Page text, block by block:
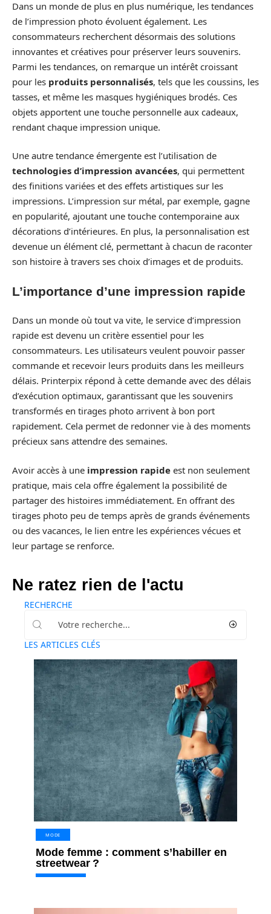
Dans un monde de plus en plus numérique, les tendances
de l’impression photo évoluent également. Les
consommateurs recherchent désormais des solutions
innovantes et créatives pour préserver leurs souvenirs.
Parmi les tendances, on remarque un intérêt croissant
pour les produits personnalisés, tels que les coussins, les
tasses, et même les masques hygiéniques brodés. Ces
objets apportent une touche personnelle aux cadeaux,
rendant chaque impression unique.
Une autre tendance émergente est l’utilisation de
technologies d’impression avancées, qui permettent
des finitions variées et des effets artistiques sur les
impressions. L’impression sur métal, par exemple, gagne
en popularité, ajoutant une touche contemporaine aux
décorations d’intérieures. En plus, la personnalisation est
devenue un élément clé, permettant à chacun de raconter
son histoire à travers ses choix d’images et de produits.
L’importance d’une impression rapide
Dans un monde où tout va vite, le service d’impression
rapide est devenu un critère essentiel pour les
consommateurs. Les utilisateurs veulent pouvoir passer
commande et recevoir leurs produits dans les meilleurs
délais. Printerpix répond à cette demande avec des délais
d’exécution optimaux, garantissant que les souvenirs
transformés en tirages photo arrivent à bon port
rapidement. Cela permet de redonner vie à des moments
précieux sans attendre des semaines.
Avoir accès à une impression rapide est non seulement
pratique, mais cela offre également la possibilité de
partager des histoires immédiatement. En offrant des
tirages photo peu de temps après de grands événements
ou des vacances, le lien entre les expériences vécues et
leur partage se renforce.
Ne ratez rien de l'actu
RECHERCHE
LES ARTICLES CLÉS
MODE
Mode femme : comment s’habiller en
streetwear ?